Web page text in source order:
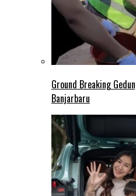
Ground Breaking
Banjarbaru